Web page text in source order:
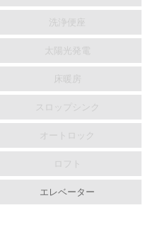
洗浄便座
太陽光発電
床暖房
スロップシンク
オートロック
ロフト
エレベーター